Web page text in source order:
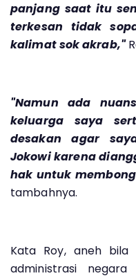
panjang saat itu
terkesan tidak
kalimat sok akrab,"
"Namun ada
keluarga saya
desakan agar
Jokowi karena
hak untuk
tambahnya.
Kata Roy, aneh
administrasi